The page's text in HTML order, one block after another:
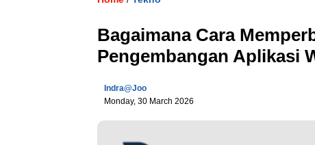
Bagaimana Cara
Pengembangan Aplikasi
Indra@joo
Monday, 30 March 2026